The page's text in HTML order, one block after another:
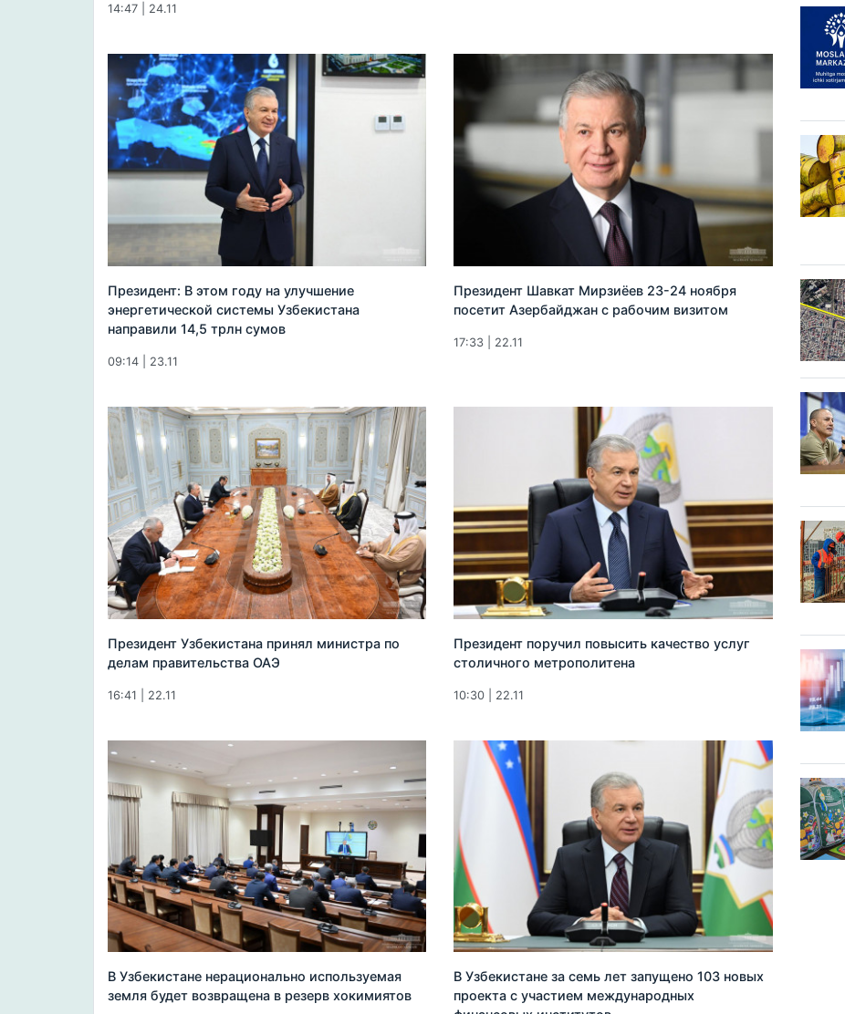
14:47 | 24.11
Президент: В этом году на улучшение
энергетической системы Узбекистана
направили 14,5 трлн сумов
09:14 | 23.11
Президент Шавкат Мирзиёев 23-24 ноября
посетит Азербайджан с рабочим визитом
17:33 | 22.11
Президент Узбекистана принял министра по
делам правительства ОАЭ
16:41 | 22.11
Президент поручил повысить качество услуг
столичного метрополитена
10:30 | 22.11
В Узбекистане нерационально используемая
земля будет возвращена в резерв хокимиятов
В Узбекистане за семь лет запущено 103 новых
проекта с участием международных